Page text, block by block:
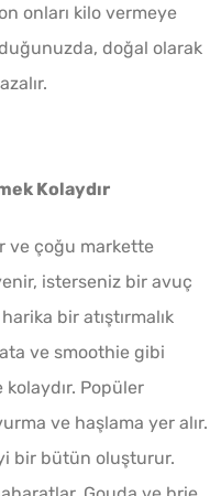
onları kilo vermeye
doğal olarak
Kolaydır
ve çoğu markette
isterseniz bir avuç
bir atıştırmalık
ve smoothie gibi
Popüler
ve haşlama yer alır.
bir bütün oluşturur.